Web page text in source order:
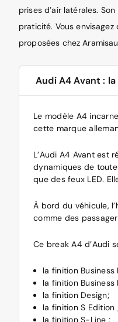
prises d’air latérales.
praticité. Vous
proposées chez
Audi A4 Avant :
Le modèle A4
cette marque
L’Audi A4 Avant est
dynamiques de
que des feux LED.
À bord du véhicule,
comme des
Ce break A4 d’Audi
la finition Business
la finition Business
la finition Design;
la finition S Edition
la finition S-Line ;